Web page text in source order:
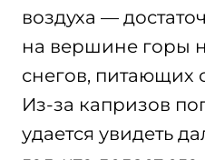
воздуха —
на вершине горы
снегов, питающих
Из-за капризов
удается увидеть